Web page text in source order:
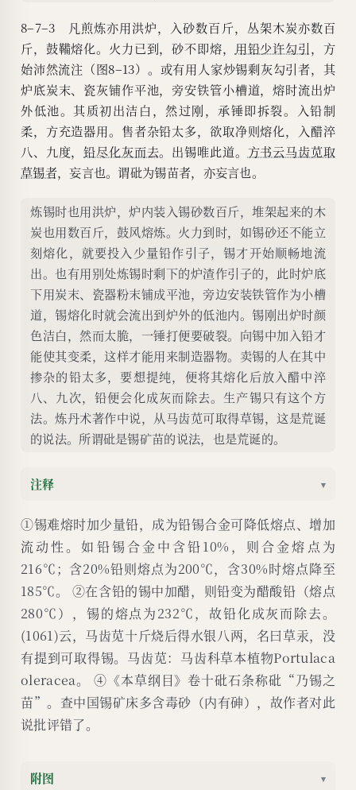
8–7–3 凡煎炼亦用洪炉，入砂数百斤，丛架木炭亦数百
斤，鼓鞴熔化。火力已到，砂不即熔， 用铅少许勾引，方
始沛然流注（图8–13）。或有用人家炒锡剩灰勾引者，其
炉底炭末、瓷灰铺作平池，旁安铁管小槽道，熔时流出炉
外低池。其质初出洁白，然过刚，承锤即拆裂。入铅制
柔，方充造器用。售者杂铅太多，欲取净则熔化，入醋淬
八、九度，铅尽化灰而去。出锡唯此道。 方书云马齿苋取
草锡者，妄言也。谓砒为锡苗者，亦妄言也。
炼锡时也用洪炉，炉内装入锡砂数百斤，堆架起来的木
炭也用数百斤，鼓风熔炼。火力到时，如锡砂还不能立
刻熔化，就要投入少量铅作引子，锡才开始顺畅地流
出。也有用别处炼锡时剩下的炉渣作引子的，此时炉底
下用炭末、瓷器粉末铺成平池，旁边安装铁管作为小槽
道，锡熔化时就会流出到炉外的低池内。锡刚出炉时颜
色洁白，然而太脆，一锤打便要破裂。向锡中加入铅才
能使其变柔，这样才能用来制造器物。卖锡的人在其中
掺杂的铅太多，要想提纯，便将其熔化后放入醋中淬
八、九次，铅便会化成灰而除去。生产锡只有这个方
法。炼丹术著作中说，从马齿苋可取得草锡，这是荒诞
的说法。所谓砒是锡矿苗的说法，也是荒诞的。
注释 ▾
①锡难熔时加少量铅，成为铅锡合金可降低熔点、增加
流动性。如铅锡合金中含铅10%，则合金熔点为
216℃；含20%铅则熔点为200℃，含30%时熔点降至
185℃。 ②在含铅的锡中加醋，则铅变为醋酸铅（熔点
280℃），锡的熔点为232℃，故铅化成灰而除去。
(1061)云，马齿苋十斤烧后得水银八两，名曰草汞，没
有提到可取得锡。马齿苋：马齿科草本植物Portulaca
oleracea。 ④《本草纲目》卷十砒石条称砒“乃锡之
苗”。查中国锡矿床多含毒砂（内有砷），故作者对此
说批评错了。
附图 ▾